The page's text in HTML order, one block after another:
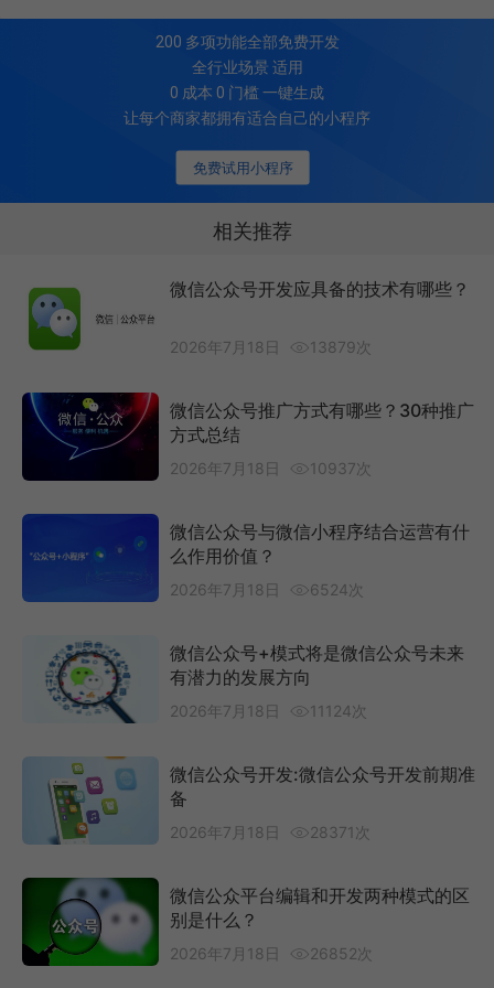
免费试用小程序
200 多项功能全部免费开发
全行业场景 适用
0 成本 0 门槛 一键生成
让每个商家都拥有适合自己的小程序
相关推荐
微信公众号开发应具备的技术有哪些？
2026年7月18日 13879次
微信公众号推广方式有哪些？30种推广
方式总结
2026年7月18日 10937次
微信公众号与微信小程序结合运营有什
么作用价值？
2026年7月18日 6524次
微信公众号+模式将是微信公众号未来
有潜力的发展方向
2026年7月18日 11124次
微信公众号开发:微信公众号开发前期准
备
2026年7月18日 28371次
微信公众平台编辑和开发两种模式的区
别是什么？
2026年7月18日 26852次